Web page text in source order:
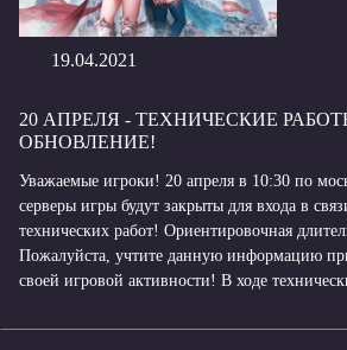
19.04.2021
20 АПРЕЛЯ - ТЕХНИЧЕСКИЕ
ОБНОВЛЕНИЕ!
Уважаемые игроки! 20 апреля в 10:30 по
серверы игры будут закрыты для входа в
технических работ! Ориентировочная
Пожалуйста, учтите данную информацию
своей игровой активности! В ходе